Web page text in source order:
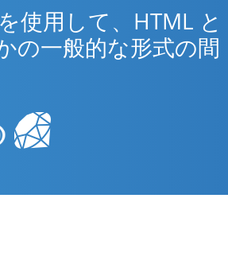
使用して、HTML と
の一般的な形式の間